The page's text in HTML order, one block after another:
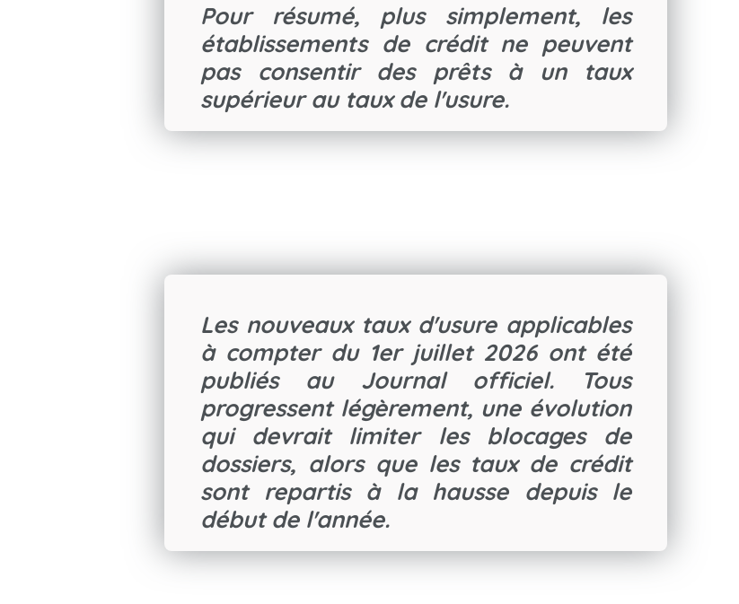
Pour résumé, plus simplement, les
établissements de crédit ne peuvent
pas consentir des prêts à un taux
supérieur au taux de l'usure.
Les nouveaux taux d'usure applicables
à compter du 1er juillet 2026 ont été
publiés au Journal officiel. Tous
progressent légèrement, une évolution
qui devrait limiter les blocages de
dossiers, alors que les taux de crédit
sont repartis à la hausse depuis le
début de l'année.